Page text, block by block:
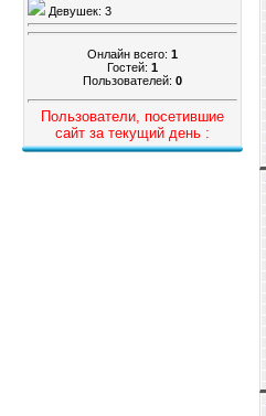
Девушек: 3
Онлайн всего: 1
Гостей: 1
Пользователей: 0
Пользователи, посетившие
сайт за текущий день :